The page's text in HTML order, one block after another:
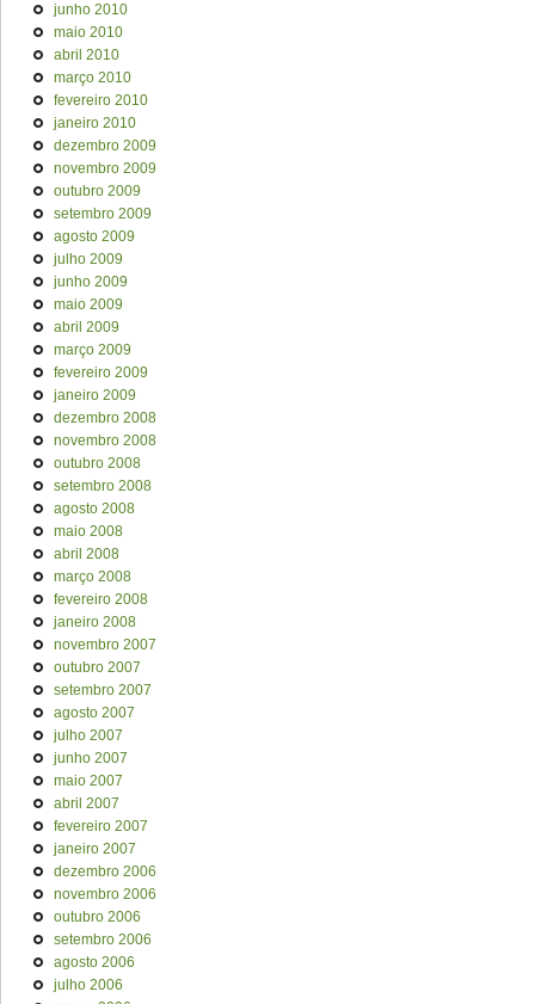
junho 2010
maio 2010
abril 2010
março 2010
fevereiro 2010
janeiro 2010
dezembro 2009
novembro 2009
outubro 2009
setembro 2009
agosto 2009
julho 2009
junho 2009
maio 2009
abril 2009
março 2009
fevereiro 2009
janeiro 2009
dezembro 2008
novembro 2008
outubro 2008
setembro 2008
agosto 2008
maio 2008
abril 2008
março 2008
fevereiro 2008
janeiro 2008
novembro 2007
outubro 2007
setembro 2007
agosto 2007
julho 2007
junho 2007
maio 2007
abril 2007
fevereiro 2007
janeiro 2007
dezembro 2006
novembro 2006
outubro 2006
setembro 2006
agosto 2006
julho 2006